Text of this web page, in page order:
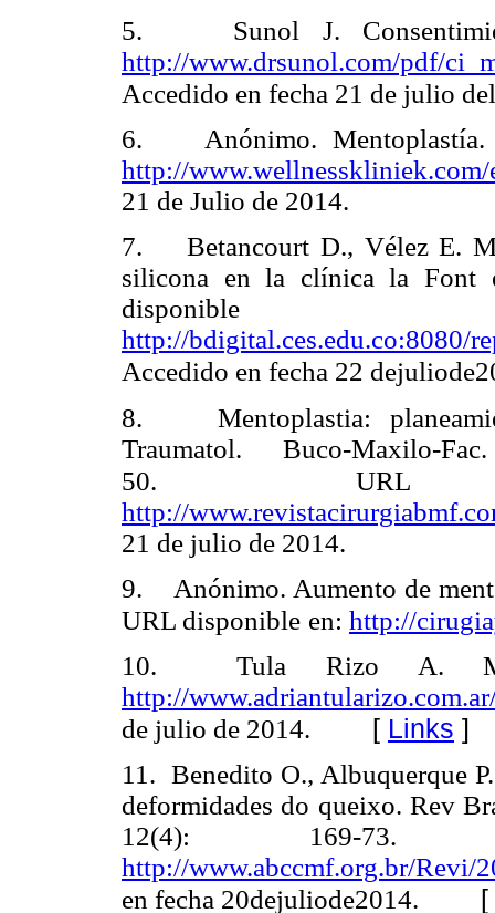
5. Sunol J.
http://www.drsunol.com/pdf/
Accedido en fecha 21 de julio
6. Anónimo. Mentoplastía.
http://www.wellnesskliniek.com/
21 de Julio de 2014.
7. Betancourt D., Vélez E.
silicona en la clínica la Font
http://bdigital.ces.edu.co:8080/
Accedido en fecha 22
8. Mentoplastia:
Traumatol. Buco-Maxilo-
50. URL
http://
21 de julio de 2014.
9. Anónimo. Aumento de
URL disponible en: http://
10. Tula Rizo A.
http://
de julio de 2014. [ Links ]
11. Benedito O., Albuquerque
deformidades do queixo. Rev
12(4): 169-73.
http://www.abccmf.org.br/Revi/
en fecha 20dejuliode2014. [